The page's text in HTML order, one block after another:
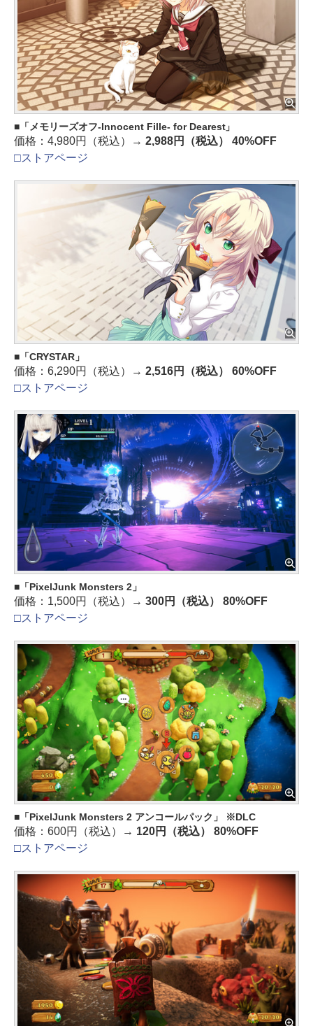
「メモリーズオフ-Innocent Fille- for Dearest」
価格：4,980円（税込）→ 2,988円（税込） 40%OFF
□ストアページ
「CRYSTAR」
価格：6,290円（税込）→ 2,516円（税込） 60%OFF
□ストアページ
「PixelJunk Monsters 2」
価格：1,500円（税込）→ 300円（税込） 80%OFF
□ストアページ
「PixelJunk Monsters 2 アンコールパック」 ※DLC
価格：600円（税込）→ 120円（税込） 80%OFF
□ストアページ